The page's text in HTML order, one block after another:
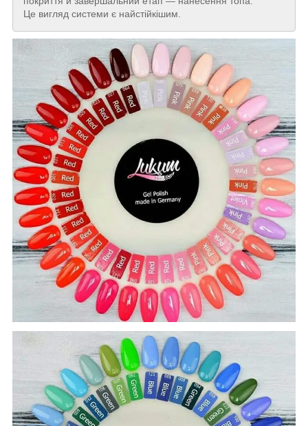
Це вигляд системи є найстійкішим.